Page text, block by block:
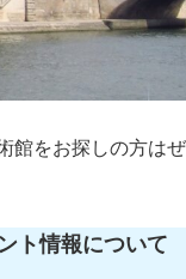
をお探しの方は
ト情報について